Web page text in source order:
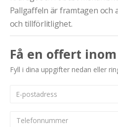
Pallgaffeln är framtagen och
och tillförlitlighet.
Få en offert
Fyll i dina uppgifter nedan eller